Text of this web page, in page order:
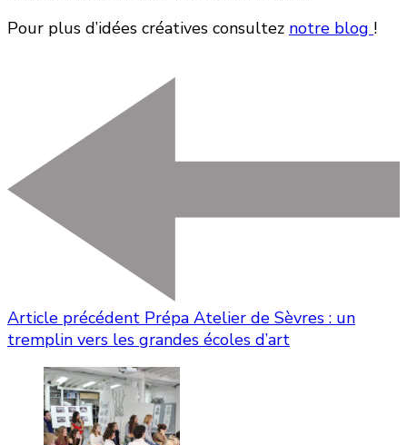
Pour plus d’idées créatives consultez notre blog !
Article précédent Prépa Atelier de Sèvres : un
tremplin vers les grandes écoles d’art